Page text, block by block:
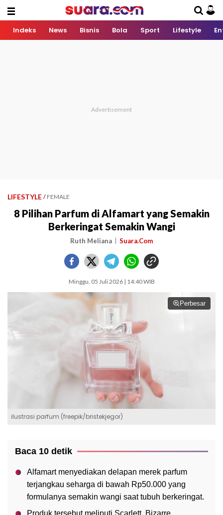
Indeks News Bisnis Bola Sport Lifestyle
LIFESTYLE / FEMALE
8 Pilihan Parfum di Alfamart yang Semakin
Berkeringat Semakin Wangi
Ruth Meliana Suara.Com
Minggu, 05 Juli 2026 | 14:40 WIB
Perbesar
ilustrasi parfum (freepik/bristekjegor)
Baca 10 detik
Alfamart menyediakan delapan merek parfum
terjangkau seharga di bawah Rp50.000 yang
formulanya semakin wangi saat tubuh berkeringat.